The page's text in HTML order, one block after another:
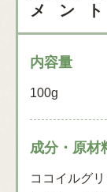
メン
内容量
100g
成分・原材
ココイルグ